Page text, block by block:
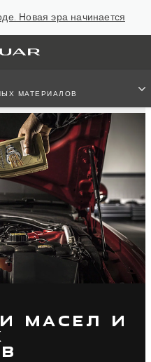
Новая эра начинается
МАТЕРИАЛОВ
МАСЕЛ И